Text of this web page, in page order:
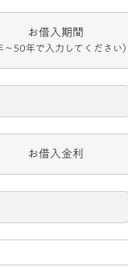
お借入期間
～50年で入力してください）
お借入金利